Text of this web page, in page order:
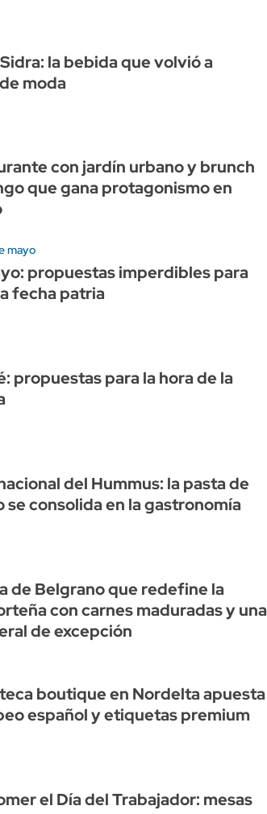
la bebida que volvió a
moda
con jardín urbano y brunch
que gana protagonismo en
mayo
propuestas imperdibles para
fecha patria
propuestas para la hora de la
del Hummus: la pasta de
se consolida en la gastronomía
de Belgrano que redefine la
con carnes maduradas y una
de excepción
boutique en Nordelta apuesta
español y etiquetas premium
el Día del Trabajador: mesas